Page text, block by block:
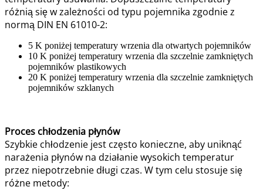
różnią się w zależności od typu pojemnika zgodnie z
normą DIN EN 61010-2:
5 K poniżej temperatury wrzenia dla otwartych pojemników
10 K poniżej temperatury wrzenia dla szczelnie zamkniętych
pojemników plastikowych
20 K poniżej temperatury wrzenia dla szczelnie zamkniętych
pojemników szklanych
Proces chłodzenia płynów
Szybkie chłodzenie jest często konieczne, aby uniknąć
narażenia płynów na działanie wysokich temperatur
przez niepotrzebnie długi czas. W tym celu stosuje się
różne metody: